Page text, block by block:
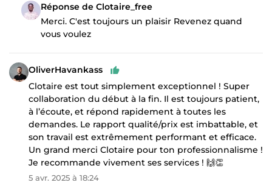
Réponse de Clotaire_free
Merci. C'est toujours un plaisir Revenez quand
vous voulez
OliverHavankass
Clotaire est tout simplement exceptionnel ! Super
collaboration du début à la fin. Il est toujours patient,
à l’écoute, et répond rapidement à toutes les
demandes. Le rapport qualité/prix est imbattable, et
son travail est extrêmement performant et efficace.
Un grand merci Clotaire pour ton professionnalisme !
Je recommande vivement ses services ! 🙌👏
5 avr. 2025 à 18:24